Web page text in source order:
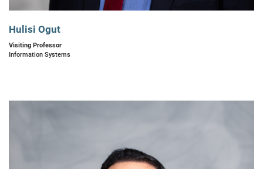
Hulisi Ogut
Visiting Professor
Information Systems